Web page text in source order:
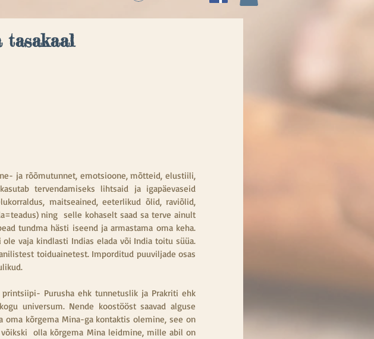
tasakaal
ja rõõmutunnet, emotsioone, mõtteid, elustiili,
tervendamiseks lihtsaid ja igapäevaseid
maitseained, eeterlikud õlid, raviõlid,
ning  selle kohaselt saad sa terve ainult
tundma hästi iseend ja armastama oma keha.
vaja kindlasti Indias elada või India toitu süüa.
toiduainetest. Imporditud puuviljade osas
Purusha ehk tunnetuslik ja Prakriti ehk
universum. Nende koostööst saavad alguse
kõrgema Mina-ga kontaktis olemine, see on
olla kõrgema Mina leidmine, mille abil on